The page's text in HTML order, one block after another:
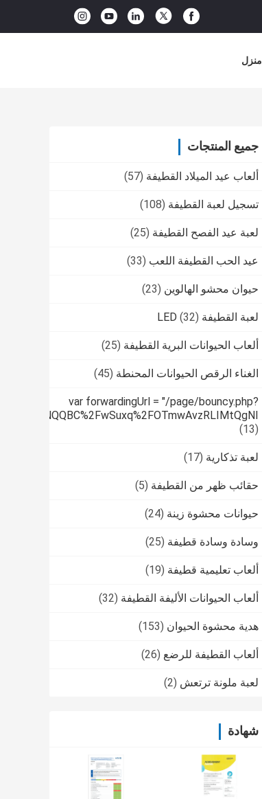
منزل
جميع المنتجات
ألعاب عيد الميلاد القطيفة (57)
تسجيل لعبة القطيفة (108)
لعبة عيد الفصح القطيفة (25)
عيد الحب القطيفة اللعب (33)
حيوان محشو الهالوين (23)
لعبة القطيفة LED (32)
ألعاب الحيوانات البرية القطيفة (25)
الغناء الرقص الحيوانات المحنطة (45)
var forwardingUrl = "/page/bouncy.php?
(13)
لعبة تذكارية (17)
حقائب ظهر من القطيفة (5)
حيوانات محشوة زينة (24)
وسادة وسادة قطيفة (25)
ألعاب تعليمية قطيفة (19)
ألعاب الحيوانات الأليفة القطيفة (32)
هدية محشوة الحيوان (153)
ألعاب القطيفة للرضع (26)
لعبة ملونة ترتعش (2)
شهادة